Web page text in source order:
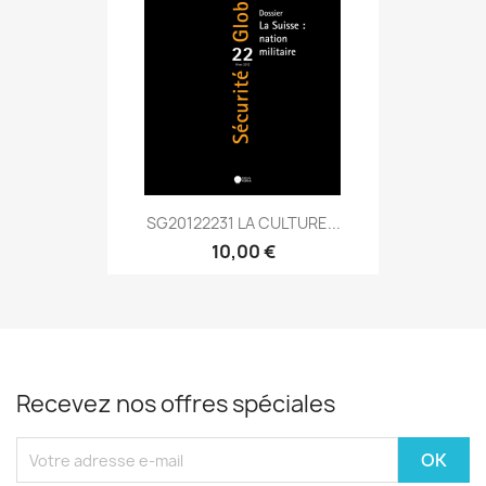
SG20122231 LA CULTURE...
10,00 €
Recevez nos offres spéciales